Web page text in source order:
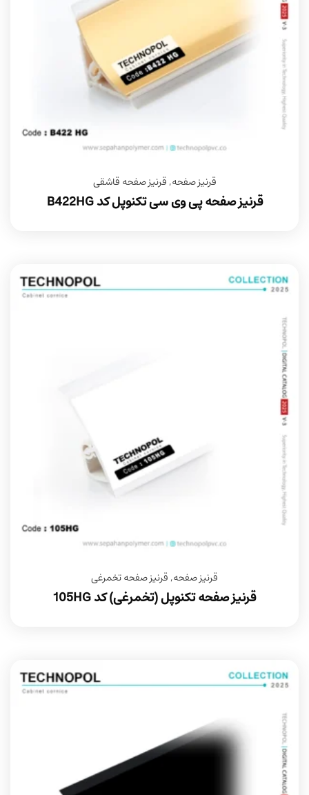
قرنیز صفحه, قرنیز صفحه قاشقی
قرنیز صفحه پی وی سی تکنوپل کد B422HG
قرنیز صفحه, قرنیز صفحه تخمرغی
قرنیز صفحه تکنوپل (تخمرغی) کد 105HG